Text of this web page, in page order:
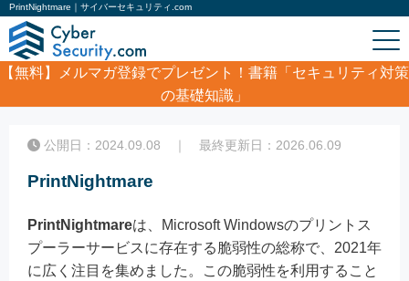
PrintNightmare｜サイバーセキュリティ.com
【無料】
メルマガ登録でプレゼント！書籍「セキュリティ対策
の基礎知識」
PrintNightmare
公開日：2024.09.08 ｜ 最終更新日：2026.06.09
PrintNightmare
PrintNightmareは、Microsoft Windowsのプリントス
プーラーサービスに存在する脆弱性の総称で、2021年
に広く注目を集めました。この脆弱性を利用すること